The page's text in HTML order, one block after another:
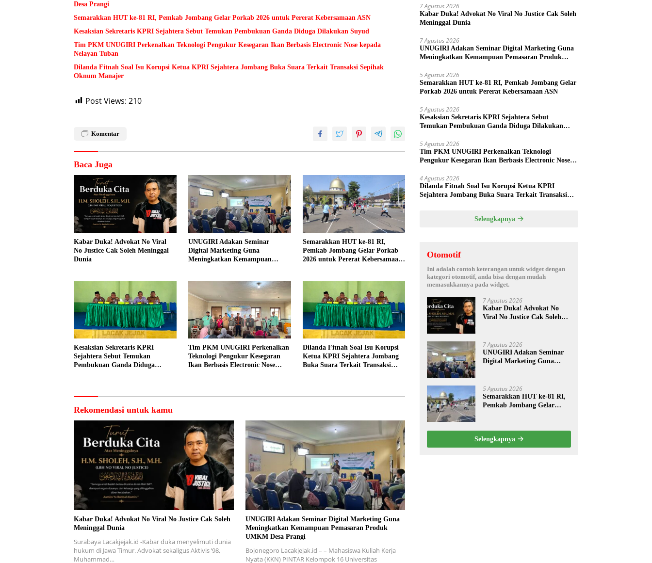
Desa Prangi
Semarakkan HUT ke-81 RI, Pemkab Jombang Gelar Porkab 2026 untuk Pererat Kebersamaan ASN
Kesaksian Sekretaris KPRI Sejahtera Sebut Temukan Pembukuan Ganda Diduga Dilakukan Suyud
Tim PKM UNUGIRI Perkenalkan Teknologi Pengukur Kesegaran Ikan Berbasis Electronic Nose kepada
Nelayan Tuban
Dilanda Fitnah Soal Isu Korupsi Ketua KPRI Sejahtera Jombang Buka Suara Terkait Transaksi Sepihak
Oknum Manajer
Post Views: 210
Komentar
Baca Juga
Kabar Duka! Advokat No Viral
No Justice Cak Soleh Meninggal
Dunia
UNUGIRI Adakan Seminar
Digital Marketing Guna
Meningkatkan Kemampuan
Semarakkan HUT ke-81 RI,
Pemkab Jombang Gelar Porkab
2026 untuk Pererat Kebersamaan
Kesaksian Sekretaris KPRI
Sejahtera Sebut Temukan
Pembukuan Ganda Diduga
Tim PKM UNUGIRI Perkenalkan
Teknologi Pengukur Kesegaran
Ikan Berbasis Electronic Nose
Dilanda Fitnah Soal Isu Korupsi
Ketua KPRI Sejahtera Jombang
Buka Suara Terkait Transaksi
Rekomendasi untuk kamu
Kabar Duka! Advokat No Viral No Justice Cak Soleh
Meninggal Dunia
Surabaya Lacakjejak.id -Kabar duka menyelimuti dunia
hukum di Jawa Timur. Advokat sekaligus Aktivis ’98,
Muhammad…
UNUGIRI Adakan Seminar Digital Marketing Guna
Meningkatkan Kemampuan Pemasaran Produk
UMKM Desa Prangi
Bojonegoro Lacakjejak.id – – Mahasiswa Kuliah Kerja
Nyata (KKN) PINTAR Kelompok 16 Universitas
7 Agustus 2026
Kabar Duka! Advokat No Viral No Justice Cak Soleh
Meninggal Dunia
7 Agustus 2026
UNUGIRI Adakan Seminar Digital Marketing Guna
Meningkatkan Kemampuan Pemasaran Produk
5 Agustus 2026
Semarakkan HUT ke-81 RI, Pemkab Jombang Gelar
Porkab 2026 untuk Pererat Kebersamaan ASN
5 Agustus 2026
Kesaksian Sekretaris KPRI Sejahtera Sebut
Temukan Pembukuan Ganda Diduga Dilakukan
5 Agustus 2026
Tim PKM UNUGIRI Perkenalkan Teknologi
Pengukur Kesegaran Ikan Berbasis Electronic Nose
4 Agustus 2026
Dilanda Fitnah Soal Isu Korupsi Ketua KPRI
Sejahtera Jombang Buka Suara Terkait Transaksi
Selengkapnya
Otomotif
Ini adalah contoh keterangan untuk widget dengan
kategori otomotif, anda bisa dengan mudah
memasukkannya pada widget.
7 Agustus 2026
Kabar Duka! Advokat No
Viral No Justice Cak Soleh
7 Agustus 2026
UNUGIRI Adakan Seminar
Digital Marketing Guna
Desa Prangi
5 Agustus 2026
Semarakkan HUT ke-81 RI,
Pemkab Jombang Gelar
Selengkapnya